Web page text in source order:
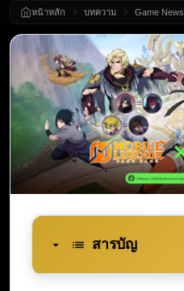
หน้าหลัก บทความ Game News
สารบัญ